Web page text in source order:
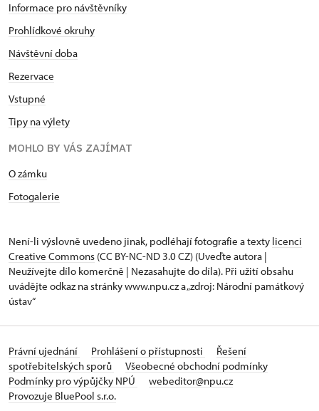
Informace pro návštěvníky
Prohlídkové okruhy
Návštěvní doba
Rezervace
Vstupné
Tipy na výlety
MOHLO BY VÁS ZAJÍMAT
O zámku
Fotogalerie
Není-li výslovně uvedeno jinak, podléhají fotografie a texty licenci
Creative Commons (CC BY-NC-ND 3.0 CZ) (Uveďte autora |
Neužívejte dílo komerčně | Nezasahujte do díla). Při užití obsahu
uvádějte odkaz na stránky www.npu.cz a „zdroj: Národní památkový
ústav“
Právní ujednání Prohlášení o přístupnosti
Řešení
spotřebitelských sporů
Všeobecné obchodní podmínky
Podmínky pro výpůjčky NPÚ
webeditor@npu.cz
Provozuje BluePool s.r.o.